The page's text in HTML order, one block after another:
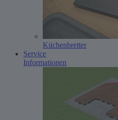
Küchenbretter
Service
Informationen